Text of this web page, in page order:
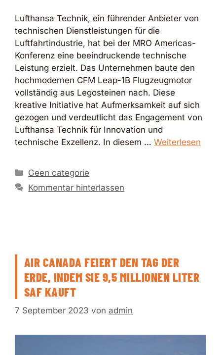
Lufthansa Technik, ein führender Anbieter von
technischen Dienstleistungen für die
Luftfahrtindustrie, hat bei der MRO Americas-
Konferenz eine beeindruckende technische
Leistung erzielt. Das Unternehmen baute den
hochmodernen CFM Leap-1B Flugzeugmotor
vollständig aus Legosteinen nach. Diese
kreative Initiative hat Aufmerksamkeit auf sich
gezogen und verdeutlicht das Engagement von
Lufthansa Technik für Innovation und
technische Exzellenz. In diesem … Weiterlesen
Kategorien
Geen categorie
Kommentar hinterlassen
AIR CANADA FEIERT DEN TAG DER
ERDE, INDEM SIE 9,5 MILLIONEN LITER
SAF KAUFT
7 September 2023 von admin